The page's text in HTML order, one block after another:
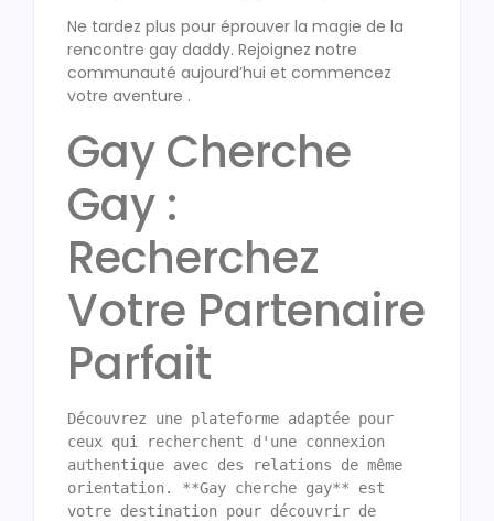
Ne tardez plus pour éprouver la magie de la
rencontre gay daddy. Rejoignez notre
communauté aujourd’hui et commencez
votre aventure .
Gay Cherche
Gay :
Recherchez
Votre Partenaire
Parfait
Découvrez une plateforme adaptée pour
ceux qui recherchent d'une connexion
authentique avec des relations de même
orientation. **Gay cherche gay** est
votre destination pour découvrir de